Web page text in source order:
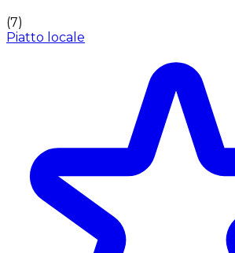
(7)
Piatto locale